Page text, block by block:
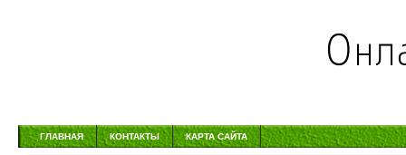
ГЛАВНАЯ КОНТАКТЫ КАРТА САЙТА